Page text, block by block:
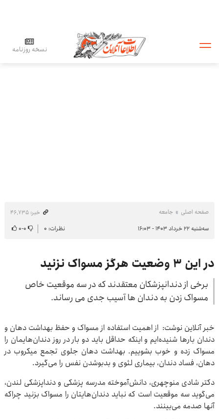
نسخه روزنامه
صفحه اصلی جامعه
خبر: ۴۶٬۷۳۵
سه‌شنبه ۲۲ خرداد ۱۴۰۳ - ۱۶:۰۳
نظرات: ۰ ۰-۰
در این ۳ وضعیت هرگز مسواک نزنید
برخی از دندانپزشکان معتقدند که در سه موقعیت خاص
مسواک زدن به دندان ها آسیب جدی می رساند.
خبر آنلاین نوشت: از اهمیت استفاده از مسواک و حفظ بهداشت دهان و
دندان بارها شنیده‌ایم و اینکه حداقل باید دو بار در روز دندان‌هایمان را
مسواک زده و خوب بشوییم. بهداشت دهان جلوی تجمع میکروب در
دهان، فساد دندان، بیماری لثوی و بدبوشدن نفس را می‌گیرد.
دکتر شادی منوچهری، دانش‌آموخته مدرسه پزشکی و دنداپزشکی لندن،
می‌گوید سه موقعیت است که نباید دندان‌هایتان را مسواک بزنید چراکه
آنها صدمه می‌بینند.